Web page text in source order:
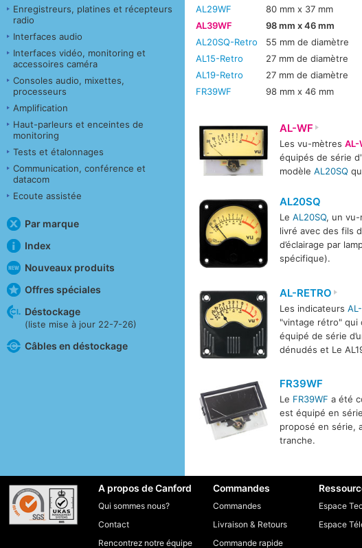
Enregistreurs, platines et récepteurs
radio
Interfaces audio
Interfaces vidéo, monitoring et
accessoires caméra
Consoles audio, mixettes,
processeurs
Amplification
Haut-parleurs et enceintes de
monitoring
Tests et étalonnages
Communication, conférence et
datacom
Ecoute assistée
Par marque
Index
Nouveaux produits
Offres spéciales
Déstockage
(liste mise à jour 22-7-26)
Câbles en déstockage
AL29WF
80 mm x 37 mm
AL39WF
98 mm x 46 mm
AL20SQ-Retro
55 mm de diamètre
AL15-Retro
27 mm de diamètre
AL19-Retro
27 mm de diamètre
FR39WF
98 mm x 46 mm
AL-WF
Les vu-mètres AL-
équipés de série
modèle AL20SQ
AL20SQ
Le AL20SQ, un vu-
livré avec des fils
d’éclairage par
spécifique).
AL-RETRO
Les indicateurs
"vintage rétro" qui
équipé de série
dénudés et Le
FR39WF
Le FR39WF a été
est équipé en
proposé en série,
tranche.
A propos de Canford
Qui sommes nous?
Contact
Rencontrez notre équipe
Commandes
Commandes
Livraison & Retours
Commande rapide
Espace
Espace